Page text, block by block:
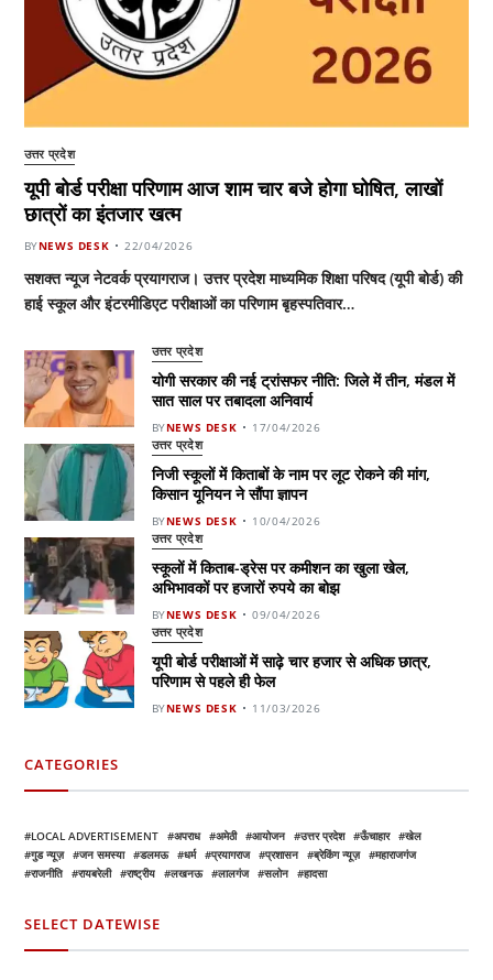
उत्तर प्रदेश
यूपी बोर्ड परीक्षा परिणाम आज शाम चार बजे होगा घोषित, लाखों
छात्रों का इंतजार खत्म
BYNEWS DESK 22/04/2026
सशक्त न्यूज नेटवर्क प्रयागराज। उत्तर प्रदेश माध्यमिक शिक्षा परिषद (यूपी बोर्ड) की
हाई स्कूल और इंटरमीडिएट परीक्षाओं का परिणाम बृहस्पतिवार…
उत्तर प्रदेश
योगी सरकार की नई ट्रांसफर नीति: जिले में तीन, मंडल में
सात साल पर तबादला अनिवार्य
BYNEWS DESK 17/04/2026
उत्तर प्रदेश
निजी स्कूलों में किताबों के नाम पर लूट रोकने की मांग,
किसान यूनियन ने सौंपा ज्ञापन
BYNEWS DESK 10/04/2026
उत्तर प्रदेश
स्कूलों में किताब-ड्रेस पर कमीशन का खुला खेल,
अभिभावकों पर हजारों रुपये का बोझ
BYNEWS DESK 09/04/2026
उत्तर प्रदेश
यूपी बोर्ड परीक्षाओं में साढ़े चार हजार से अधिक छात्र,
परिणाम से पहले ही फेल
BYNEWS DESK 11/03/2026
CATEGORIES
LOCAL ADVERTISEMENT अपराध अमेठी आयोजन उत्तर प्रदेश ऊँचाहार
खेल
गुड न्यूज़
जन समस्या डलमऊ धर्म प्रयागराज प्रशासन ब्रेकिंग न्यूज़
महाराजगंज
राजनीति
रायबरेली राष्ट्रीय लखनऊ लालगंज सलोन हादसा
SELECT DATEWISE